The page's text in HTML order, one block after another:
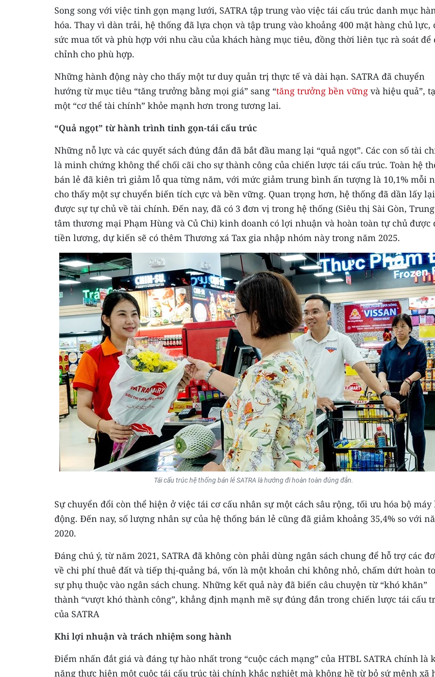
Song song với việc tinh gọn mạng lưới, SATRA tập trung vào việc tái cấu trúc danh mục
hóa. Thay vì dàn trải, hệ thống đã lựa chọn và tập trung vào khoảng 400 mặt hàng chủ lực,
sức mua tốt và phù hợp với nhu cầu của khách hàng mục tiêu, đồng thời liên tục rà soát để
chỉnh cho phù hợp.
Những hành động này cho thấy một tư duy quản trị thực tế và dài hạn. SATRA đã chuyển
hướng từ mục tiêu “tăng trưởng bằng mọi giá” sang “tăng trưởng bền vững và hiệu quả”,
một “cơ thể tài chính” khỏe mạnh hơn trong tương lai.
“Quả ngọt” từ hành trình tinh gọn-tái cấu trúc
Những nỗ lực và các quyết sách đúng đắn đã bắt đầu mang lại “quả ngọt”. Các con số tài
là minh chứng không thể chối cãi cho sự thành công của chiến lược tái cấu trúc. Toàn hệ
bán lẻ đã kiên trì giảm lỗ qua từng năm, với mức giảm trung bình ấn tượng là 10,1% mỗi
cho thấy một sự chuyển biến tích cực và bền vững. Quan trọng hơn, hệ thống đã dần lấy lại
được sự tự chủ về tài chính. Đến nay, đã có 3 đơn vị trong hệ thống (Siêu thị Sài Gòn, Trung
tâm thương mại Phạm Hùng và Củ Chi) kinh doanh có lợi nhuận và hoàn toàn tự chủ được
tiền lương, dự kiến sẽ có thêm Thương xá Tax gia nhập nhóm này trong năm 2025.
Tái cấu trúc hệ thống bán lẻ SATRA là hướng đi hoàn toàn đúng đắn.
Sự chuyển đổi còn thể hiện ở việc tái cơ cấu nhân sự một cách sâu rộng, tối ưu hóa bộ máy
động. Đến nay, số lượng nhân sự của hệ thống bán lẻ cũng đã giảm khoảng 35,4% so với
2020.
Đáng chú ý, từ năm 2021, SATRA đã không còn phải dùng ngân sách chung để hỗ trợ các
về chi phí thuê đất và tiếp thị-quảng bá, vốn là một khoản chi không nhỏ, chấm dứt hoàn
sự phụ thuộc vào ngân sách chung. Những kết quả này đã biến câu chuyện từ “khó khăn”
thành “vượt khó thành công”, khẳng định mạnh mẽ sự đúng đắn trong chiến lược tái cấu
của SATRA
Khi lợi nhuận và trách nhiệm song hành
Điểm nhấn đắt giá và đáng tự hào nhất trong “cuộc cách mạng” của HTBL SATRA chính là
năng thực hiện một cuộc tái cấu trúc tài chính khắc nghiệt mà không hề từ bỏ sứ mệnh xã